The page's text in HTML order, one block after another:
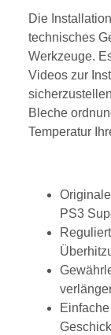
Die
technisches
Werkzeuge.
Videos zur
Bleche
Temperatur
PS3
Geschick